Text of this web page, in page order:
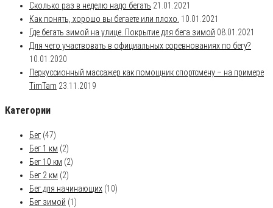
Сколько раз в неделю надо бегать 21.01.2021
Как понять, хорошо вы бегаете или плохо. 10.01.2021
Где бегать зимой на улице. Покрытие для бега зимой 08.01.2021
Для чего участвовать в официальных соревнованиях по бегу?
10.01.2020
Перкуссионный массажер как помощник спортсмену – на примере
TimTam 23.11.2019
Категории
Бег (47)
Бег 1 км (2)
Бег 10 км (2)
Бег 2 км (2)
Бег для начинающих (10)
Бег зимой (1)